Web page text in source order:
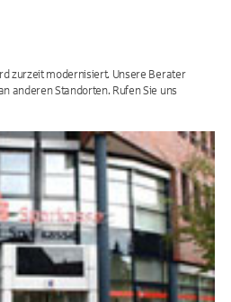
zurzeit modernisiert. Unsere Berater
anderen Standorten. Rufen Sie uns